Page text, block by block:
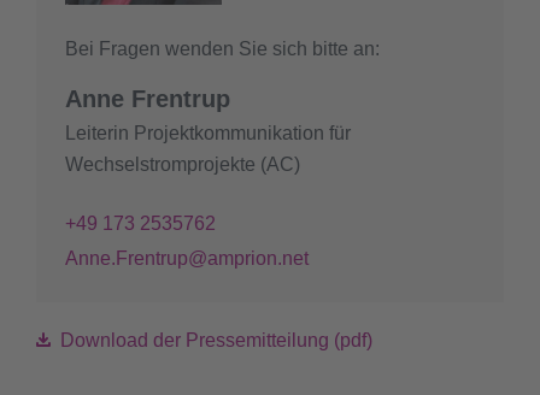
Bei Fragen wenden Sie sich bitte an:
Anne Frentrup
Leiterin Projektkommunikation für
Wechselstromprojekte (AC)
+49 173 2535762
Anne.Frentrup@amprion.net
Download der Pressemitteilung (pdf)